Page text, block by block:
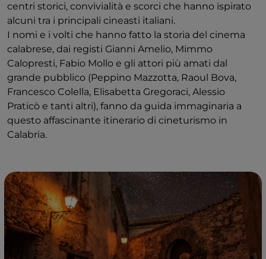
centri storici, convivialità e scorci che hanno ispirato
alcuni tra i principali cineasti italiani.
I nomi e i volti che hanno fatto la storia del cinema
calabrese, dai registi Gianni Amelio, Mimmo
Calopresti, Fabio Mollo e gli attori più amati dal
grande pubblico (Peppino Mazzotta, Raoul Bova,
Francesco Colella, Elisabetta Gregoraci, Alessio
Praticò e tanti altri), fanno da guida immaginaria a
questo affascinante itinerario di cineturismo in
Calabria.